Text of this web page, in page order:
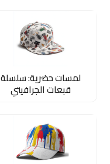
لمسات حضرية: سلسلة
قبعات الجرافيتي